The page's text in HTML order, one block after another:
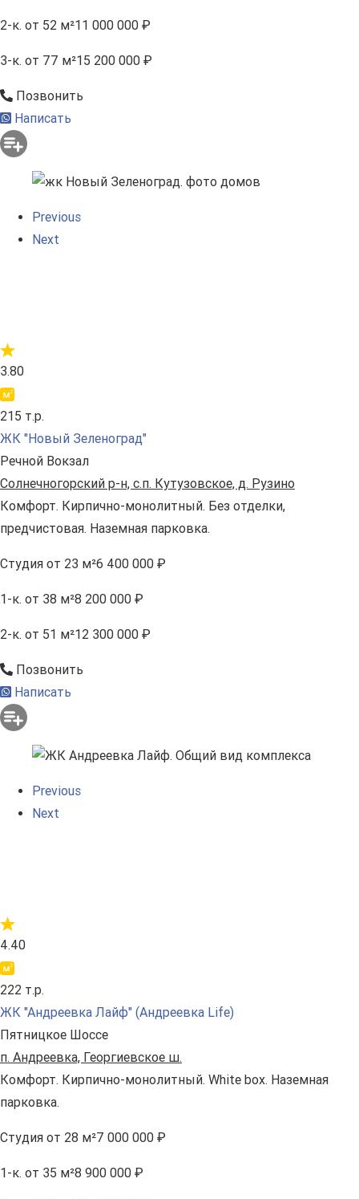
2-к. от 52 м²11 000 000 ₽
3-к. от 77 м²15 200 000 ₽
Позвонить
Написать
Previous
Next
3.80
215 т.р.
ЖК "Новый Зеленоград"
Речной Вокзал
Солнечногорский р-н, с.п. Кутузовское, д. Рузино
Комфорт. Кирпично-монолитный. Без отделки,
предчистовая. Наземная парковка.
Студия от 23 м²6 400 000 ₽
1-к. от 38 м²8 200 000 ₽
2-к. от 51 м²12 300 000 ₽
Позвонить
Написать
Previous
Next
4.40
222 т.р.
ЖК "Андреевка Лайф" (Андреевка Life)
Пятницкое Шоссе
п. Андреевка, Георгиевское ш.
Комфорт. Кирпично-монолитный. White box. Наземная
парковка.
Студия от 28 м²7 000 000 ₽
1-к. от 35 м²8 900 000 ₽